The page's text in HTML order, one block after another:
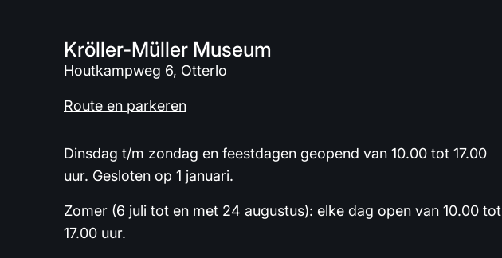
Kröller-Müller Museum
Houtkampweg 6, Otterlo
Route en parkeren
Dinsdag t/m zondag en feestdagen geopend van 10.00 tot 17.00
uur. Gesloten op 1 januari.
Zomer (6 juli tot en met 24 augustus): elke dag open van 10.00 tot
17.00 uur.